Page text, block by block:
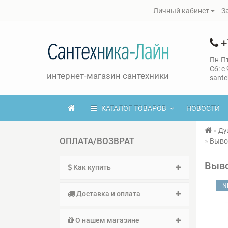
Личный кабинет
интернет-магазин сантехники
Пн-
Сб: с
КАТАЛОГ ТОВАРОВ НОВОСТИ
ОПЛАТА/ВОЗВРАТ
Как купить
Доставка и оплата
О нашем магазине